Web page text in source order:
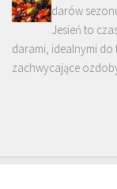
darów
Jesień to
darami, idealnymi
zachwycające